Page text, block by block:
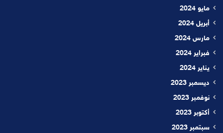
مايو 2024
أبريل 2024
مارس 2024
فبراير 2024
يناير 2024
ديسمبر 2023
نوفمبر 2023
أكتوبر 2023
سبتمبر 2023